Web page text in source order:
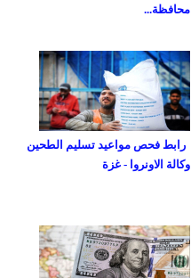
محافظة...
رابط فحص مواعيد تسليم الطحين
وكالة الاونروا - غزة